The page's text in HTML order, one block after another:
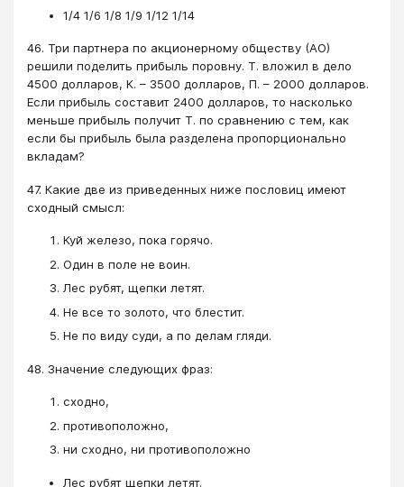
1/4 1/6 1/8 1/9 1/12 1/14
46. Три партнера по акционерному обществу (АО)
решили поделить прибыль поровну. Т. вложил в дело
4500 долларов, К. – 3500 долларов, П. – 2000 долларов.
Если прибыль составит 2400 долларов, то насколько
меньше прибыль получит Т. по сравнению с тем, как
если бы прибыль была разделена пропорционально
вкладам?
47. Какие две из приведенных ниже пословиц имеют
сходный смысл:
Куй железо, пока горячо.
Один в поле не воин.
Лес рубят, щепки летят.
Не все то золото, что блестит.
Не по виду суди, а по делам гляди.
48. Значение следующих фраз:
сходно,
противоположно,
ни сходно, ни противоположно
Лес рубят щепки летят.